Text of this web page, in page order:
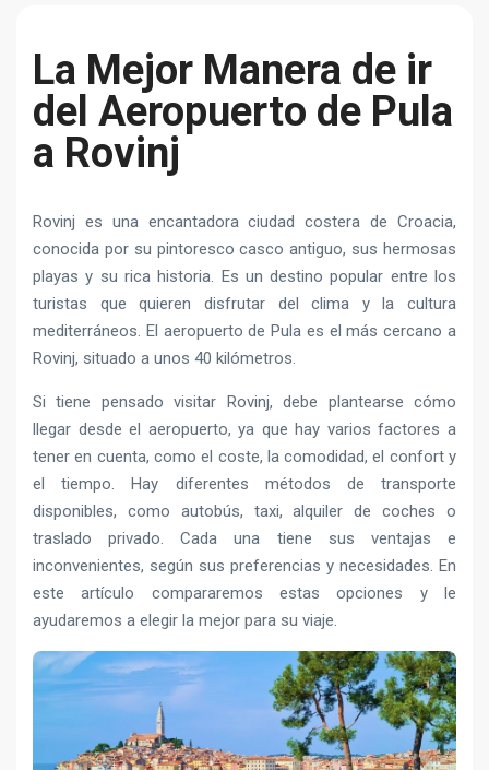
La Mejor Manera de ir
del Aeropuerto de Pula
a Rovinj
Rovinj es una encantadora ciudad costera de Croacia,
conocida por su pintoresco casco antiguo, sus hermosas
playas y su rica historia. Es un destino popular entre los
turistas que quieren disfrutar del clima y la cultura
mediterráneos. El aeropuerto de Pula es el más cercano a
Rovinj, situado a unos 40 kilómetros.
Si tiene pensado visitar Rovinj, debe plantearse cómo
llegar desde el aeropuerto, ya que hay varios factores a
tener en cuenta, como el coste, la comodidad, el confort y
el tiempo. Hay diferentes métodos de transporte
disponibles, como autobús, taxi, alquiler de coches o
traslado privado. Cada una tiene sus ventajas e
inconvenientes, según sus preferencias y necesidades. En
este artículo compararemos estas opciones y le
ayudaremos a elegir la mejor para su viaje.